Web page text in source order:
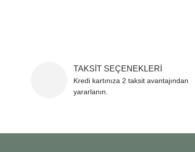
TAKSİT SEÇENEKLERİ
Kredi kartınıza 2 taksit avantajından
yararlanın.